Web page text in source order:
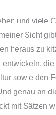
und viele
Sicht
heraus zu
sowie den
genau an
mit Sätzen